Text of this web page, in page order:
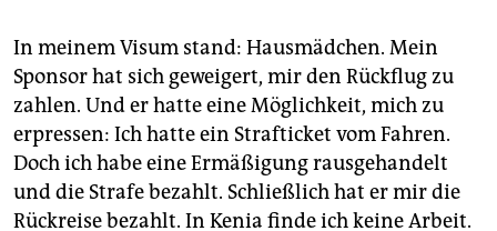
In meinem Visum stand: Hausmädchen. Mein
Sponsor hat sich geweigert, mir den Rückflug zu
zahlen. Und er hatte eine Möglichkeit, mich zu
erpressen: Ich hatte ein Strafticket vom Fahren.
Doch ich habe eine Ermäßigung rausgehandelt
und die Strafe bezahlt. Schließlich hat er mir die
Rückreise bezahlt. In Kenia finde ich keine Arbeit.